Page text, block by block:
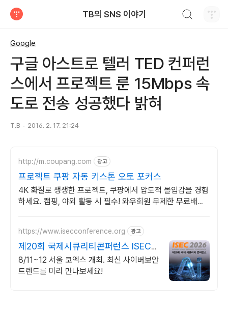
TB의 SNS 이야기
Google
구글 아스트로 텔러 TED 컨퍼런
스에서 프로젝트 룬 15Mbps 속
도로 전송 성공했다 밝혀
T.B 2016. 2. 17. 21:24
http://m.coupang.com 광고
프로젝트 쿠팡 자동 키스톤 오토 포커스
4K 화질로 생생한 프로젝트, 쿠팡에서 압도적 몰입감을 경험
하세요. 캠핑, 야외 활동 시 필수! 와우회원 무제한 무료배송
https://www.isecconference.org 광고
제20회 국제시큐리티콘퍼런스 ISEC
2026
8/11~12 서울 코엑스 개최. 최신 사이버보안
트렌드를 미리 만나보세요!